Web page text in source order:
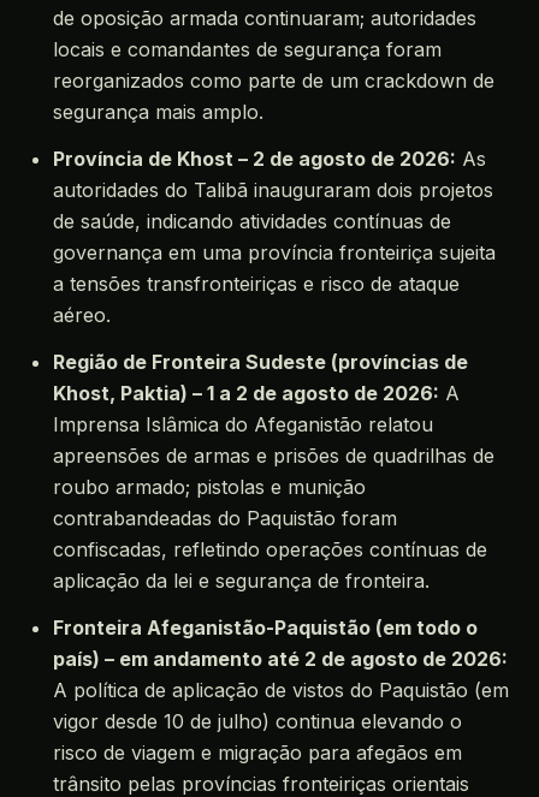
de oposição armada continuaram; autoridades
locais e comandantes de segurança foram
reorganizados como parte de um crackdown de
segurança mais amplo.
Província de Khost – 2 de agosto de 2026: As
autoridades do Talibã inauguraram dois projetos
de saúde, indicando atividades contínuas de
governança em uma província fronteiriça sujeita
a tensões transfronteiriças e risco de ataque
aéreo.
Região de Fronteira Sudeste (províncias de
Khost, Paktia) – 1 a 2 de agosto de 2026: A
Imprensa Islâmica do Afeganistão relatou
apreensões de armas e prisões de quadrilhas de
roubo armado; pistolas e munição
contrabandeadas do Paquistão foram
confiscadas, refletindo operações contínuas de
aplicação da lei e segurança de fronteira.
Fronteira Afeganistão-Paquistão (em todo o
país) – em andamento até 2 de agosto de 2026:
A política de aplicação de vistos do Paquistão (em
vigor desde 10 de julho) continua elevando o
risco de viagem e migração para afegãos em
trânsito pelas províncias fronteiriças orientais